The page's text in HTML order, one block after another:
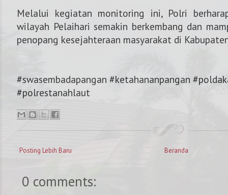
Melalui kegiatan monitoring ini, Polri
wilayah Pelaihari semakin berkembang dan
penopang kesejahteraan masyarakat di
#swasembadapangan #ketahananpangan
#polrestanahlaut
Posting Lebih Baru Beranda
0 comments: